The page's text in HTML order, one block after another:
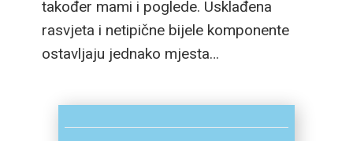
također mami i poglede. Usklađena
rasvjeta i netipične bijele komponente
ostavljaju jednako mjesta…